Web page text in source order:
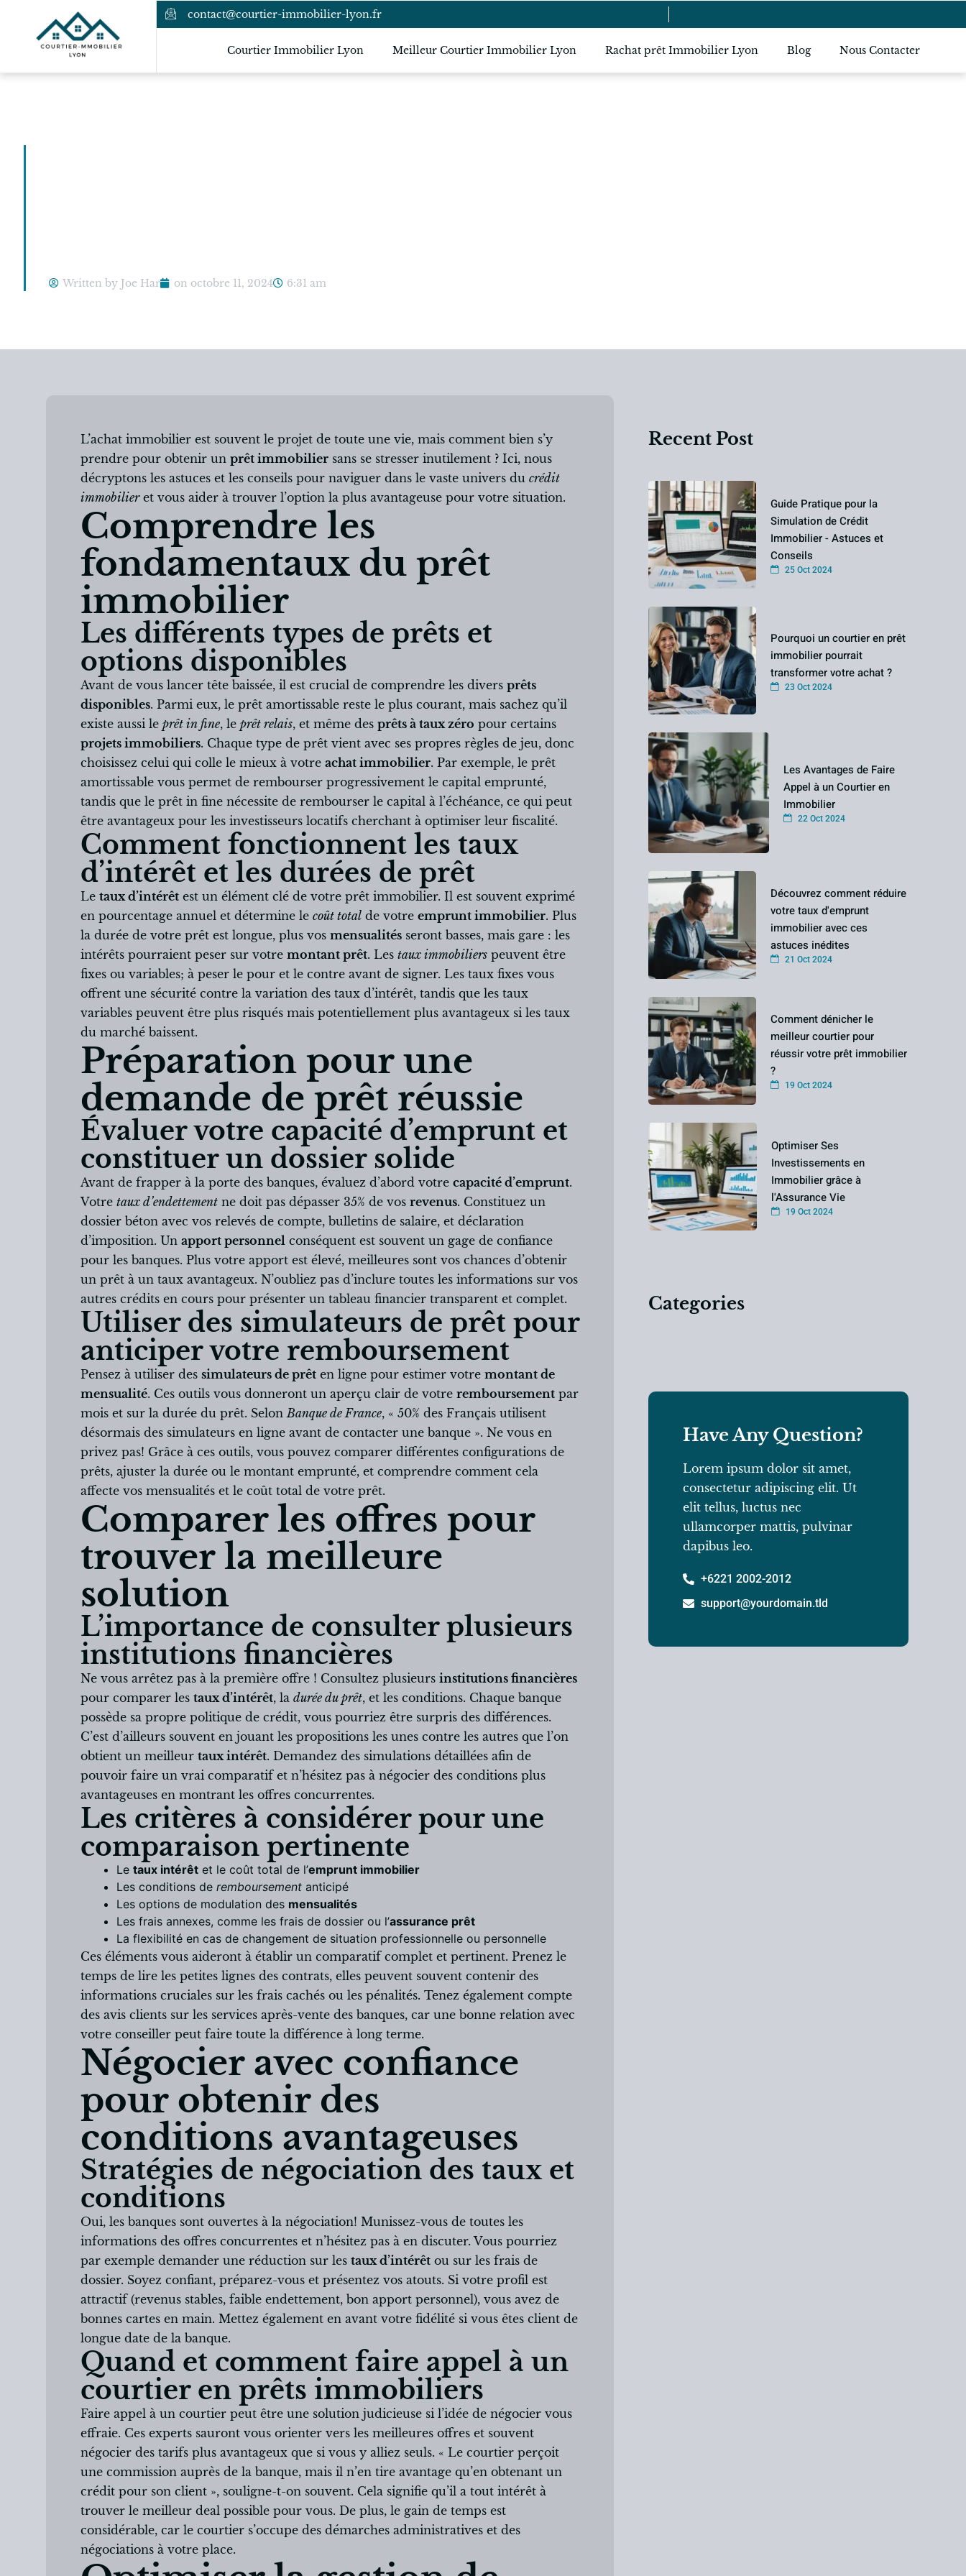
contact@courtier-immobilier-lyon.fr
Courtier Immobilier Lyon Meilleur Courtier Immobilier Lyon Rachat prêt Immobilier Lyon Blog Nous Contacter
Written by Joe Har on octobre 11, 2024 6:31 am
L’achat immobilier est souvent le projet de toute une vie, mais comment bien s’y
prendre pour obtenir un prêt immobilier sans se stresser inutilement ? Ici, nous
décryptons les astuces et les conseils pour naviguer dans le vaste univers du crédit
immobilieret vous aider à trouver l’option la plus avantageuse pour votre situation.
Comprendre les
fondamentaux du prêt
immobilier
Les différents types de prêts et
options disponibles
Avant de vous lancer tête baissée, il est crucial de comprendre les divers prêts
disponibles. Parmi eux, le prêt amortissable reste le plus courant, mais sachez qu’il
existe aussi le prêt in fine, le prêt relais, et même des prêts à taux zéro pour certains
projets immobiliers. Chaque type de prêt vient avec ses propres règles de jeu, donc
choisissez celui qui colle le mieux à votre achat immobilier. Par exemple, le prêt
amortissable vous permet de rembourser progressivement le capital emprunté,
tandis que le prêt in fine nécessite de rembourser le capital à l’échéance, ce qui peut
être avantageux pour les investisseurs locatifs cherchant à optimiser leur fiscalité.
Comment fonctionnent les taux
d’intérêt et les durées de prêt
Le taux d’intérêt est un élément clé de votre prêt immobilier. Il est souvent exprimé
en pourcentage annuel et détermine le coût total de votre emprunt immobilier. Plus
la durée de votre prêt est longue, plus vos mensualités seront basses, mais gare : les
intérêts pourraient peser sur votre montant prêt. Les taux immobiliers peuvent être
fixes ou variables; à peser le pour et le contre avant de signer. Les taux fixes vous
offrent une sécurité contre la variation des taux d’intérêt, tandis que les taux
variables peuvent être plus risqués mais potentiellement plus avantageux si les taux
du marché baissent.
Préparation pour une
demande de prêt réussie
Évaluer votre capacité d’emprunt et
constituer un dossier solide
Avant de frapper à la porte des banques, évaluez d’abord votre capacité d’emprunt.
Votre taux d’endettement ne doit pas dépasser 35% de vos revenus. Constituez un
dossier béton avec vos relevés de compte, bulletins de salaire, et déclaration
d’imposition. Un apport personnel conséquent est souvent un gage de confiance
pour les banques. Plus votre apport est élevé, meilleures sont vos chances d’obtenir
un prêt à un taux avantageux. N’oubliez pas d’inclure toutes les informations sur vos
autres crédits en cours pour présenter un tableau financier transparent et complet.
Utiliser des simulateurs de prêt pour
anticiper votre remboursement
Pensez à utiliser des simulateurs de prêt en ligne pour estimer votre montant de
mensualité. Ces outils vous donneront un aperçu clair de votre remboursement par
mois et sur la durée du prêt. SelonBanque de France, « 50% des Français utilisent
désormais des simulateurs en ligne avant de contacter une banque ». Ne vous en
privez pas! Grâce à ces outils, vous pouvez comparer différentes configurations de
prêts, ajuster la durée ou le montant emprunté, et comprendre comment cela
affecte vos mensualités et le coût total de votre prêt.
Comparer les offres pour
trouver la meilleure
solution
L’importance de consulter plusieurs
institutions financières
Ne vous arrêtez pas à la première offre ! Consultez plusieurs institutions financières
pour comparer les taux d’intérêt, la durée du prêt, et les conditions. Chaque banque
possède sa propre politique de crédit, vous pourriez être surpris des différences.
C’est d’ailleurs souvent en jouant les propositions les unes contre les autres que l’on
obtient un meilleur taux intérêt. Demandez des simulations détaillées afin de
pouvoir faire un vrai comparatif et n’hésitez pas à négocier des conditions plus
avantageuses en montrant les offres concurrentes.
Les critères à considérer pour une
comparaison pertinente
Le taux intérêt et le coût total de l’emprunt immobilier
Les conditions de remboursement anticipé
Les options de modulation des mensualités
Les frais annexes, comme les frais de dossier ou l’assurance prêt
La flexibilité en cas de changement de situation professionnelle ou personnelle
Ces éléments vous aideront à établir un comparatif complet et pertinent. Prenez le
temps de lire les petites lignes des contrats, elles peuvent souvent contenir des
informations cruciales sur les frais cachés ou les pénalités. Tenez également compte
des avis clients sur les services après-vente des banques, car une bonne relation avec
votre conseiller peut faire toute la différence à long terme.
Négocier avec confiance
pour obtenir des
conditions avantageuses
Stratégies de négociation des taux et
conditions
Oui, les banques sont ouvertes à la négociation! Munissez-vous de toutes les
informations des offres concurrentes et n’hésitez pas à en discuter. Vous pourriez
par exemple demander une réduction sur les taux d’intérêt ou sur les frais de
dossier. Soyez confiant, préparez-vous et présentez vos atouts. Si votre profil est
attractif (revenus stables, faible endettement, bon apport personnel), vous avez de
bonnes cartes en main. Mettez également en avant votre fidélité si vous êtes client de
longue date de la banque.
Quand et comment faire appel à un
courtier en prêts immobiliers
Faire appel à un courtier peut être une solution judicieuse si l’idée de négocier vous
effraie. Ces experts sauront vous orienter vers les meilleures offres et souvent
négocier des tarifs plus avantageux que si vous y alliez seuls. « Le courtier perçoit
une commission auprès de la banque, mais il n’en tire avantage qu’en obtenant un
crédit pour son client », souligne-t-on souvent. Cela signifie qu’il a tout intérêt à
trouver le meilleur deal possible pour vous. De plus, le gain de temps est
considérable, car le courtier s’occupe des démarches administratives et des
négociations à votre place.
Recent Post
Guide Pratique pour la
Simulation de Crédit
Immobilier - Astuces et
Conseils
25 Oct 2024
Pourquoi un courtier en prêt
immobilier pourrait
transformer votre achat ?
23 Oct 2024
Les Avantages de Faire
Appel à un Courtier en
Immobilier
22 Oct 2024
Découvrez comment réduire
votre taux d'emprunt
immobilier avec ces
astuces inédites
21 Oct 2024
Comment dénicher le
meilleur courtier pour
réussir votre prêt immobilier
?
19 Oct 2024
Optimiser Ses
Investissements en
Immobilier grâce à
l'Assurance Vie
19 Oct 2024
Categories
Have Any Question?
Lorem ipsum dolor sit amet,
consectetur adipiscing elit. Ut
elit tellus, luctus nec
ullamcorper mattis, pulvinar
dapibus leo.
+6221 2002-2012
support@yourdomain.tld